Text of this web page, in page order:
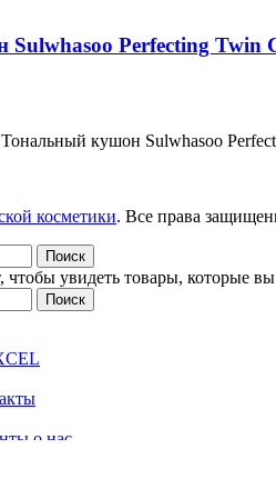
Perfecting Twin
Тональный кушон Sulwhasoo
косметики. Все права
Поиск
чтобы увидеть товары, которые
Поиск
о нас